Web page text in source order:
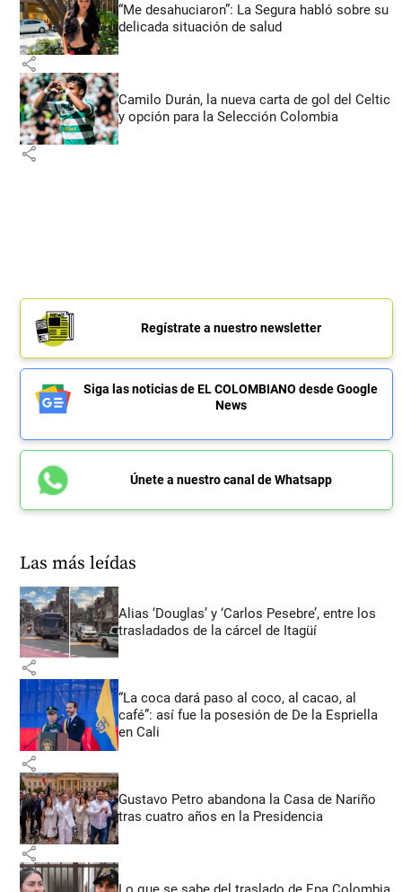
“Me desahuciaron”: La Segura habló sobre su
delicada situación de salud
share
Camilo Durán, la nueva carta de gol del Celtic
y opción para la Selección Colombia
share
Regístrate a nuestro newsletter
Siga las noticias de EL COLOMBIANO desde Google
News
Únete a nuestro canal de Whatsapp
Las más leídas
Alias ‘Douglas’ y ‘Carlos Pesebre’, entre los
trasladados de la cárcel de Itagüí
share
“La coca dará paso al coco, al cacao, al
café”: así fue la posesión de De la Espriella
en Cali
share
Gustavo Petro abandona la Casa de Nariño
tras cuatro años en la Presidencia
share